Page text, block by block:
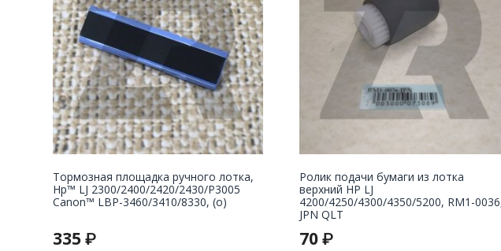
Тормозная площадка ручного лотка,
Hp™ LJ 2300/2400/2420/2430/P3005
Canon™ LBP-3460/3410/8330, (о)
335 ₽
Ролик подачи бумаги из лотка
верхний HP LJ
4200/4250/4300/4350/5200, RM1-
JPN QLT
70 ₽